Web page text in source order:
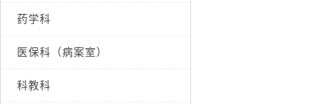
药学科
医保科（病案室）
科教科